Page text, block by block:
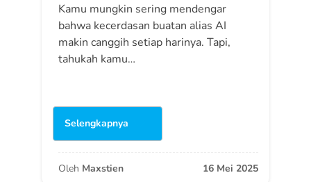
Kamu mungkin sering mendengar
bahwa kecerdasan buatan alias AI
makin canggih setiap harinya. Tapi,
tahukah kamu…
Selengkapnya
Oleh Maxstien 16 Mei 2025